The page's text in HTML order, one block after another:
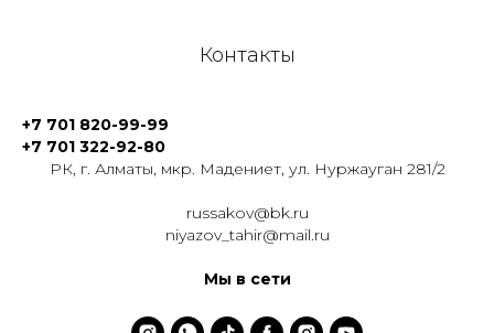
Контакты
+7 701 820-99-99
+7 701 322-92-80
РК, г. Алматы, мкр. Мадениет, ул. Нуржауган 281/2
russakov@bk.ru
niyazov_tahir@mail.ru
Мы в сети